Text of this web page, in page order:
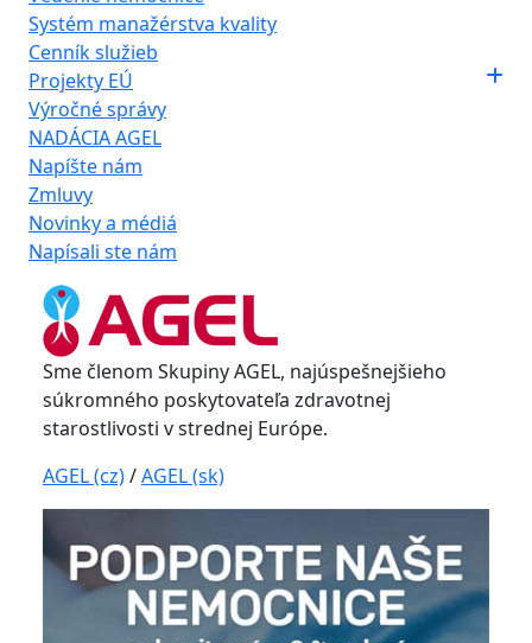
Systém manažérstva kvality
Cenník služieb
Projekty EÚ
Výročné správy
NADÁCIA AGEL
Napíšte nám
Zmluvy
Novinky a médiá
Napísali ste nám
Sme členom Skupiny AGEL, najúspešnejšieho
súkromného poskytovateľa zdravotnej
starostlivosti v strednej Európe.
AGEL (cz)/AGEL (sk)